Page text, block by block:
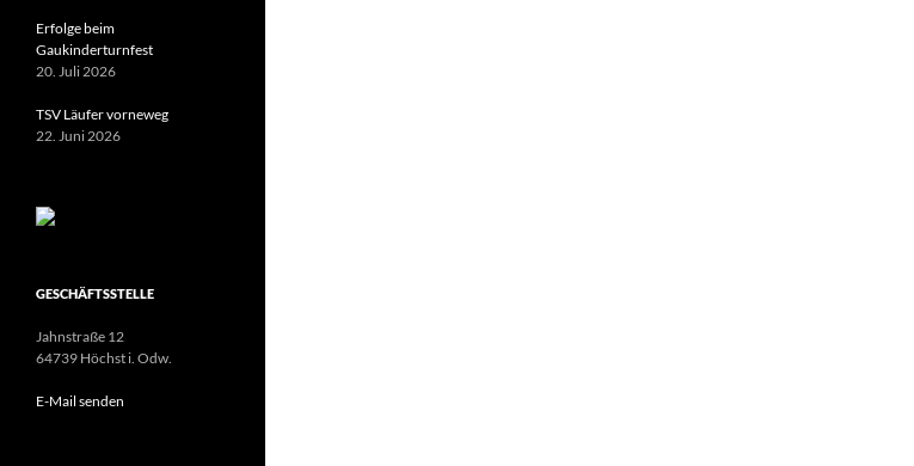
Erfolge beim
Gaukinderturnfest
20. Juli 2026
TSV Läufer vorneweg
22. Juni 2026
GESCHÄFTSSTELLE
Jahnstraße 12
64739 Höchst i. Odw.
E-Mail senden